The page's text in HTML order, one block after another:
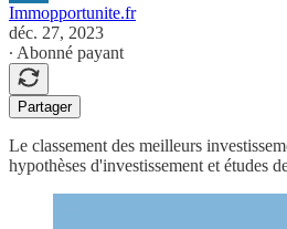
Immopportunite.fr
déc. 27, 2023
∙ Abonné payant
Partager
Le classement des meilleurs
hypothèses d'investissement et études